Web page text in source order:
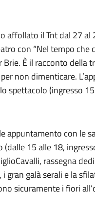
affollato il Tnt dal 27 al
con “Nel tempo che
È il racconto della
non dimenticare.
spettacolo (ingresso
appuntamento con le
15 alle 18,
rassegna
galà serali e la
sicuramente i fiori